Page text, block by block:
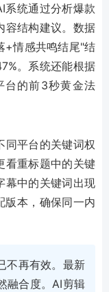
系统通过分析爆款
容结构建议。数据
+情感共鸣结尾"结
。系统还能根据
台的前3秒黄金法
同平台的关键词权
看重标题中的关键
幕中的关键词出现
版本，确保同一内
不再有效。最新
融合度。AI剪辑